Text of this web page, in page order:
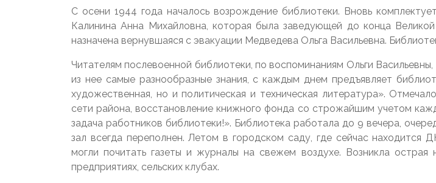
С осени 1944 года началось возрождение библиотеки. Вновь
Калинина Анна Михайловна, которая была заведующей до конца
назначена вернувшаяся с эвакуации Медведева Ольга Васильевна.
Читателям послевоенной библиотеки, по воспоминаниям Ольги
из нее самые разнообразные знания, с каждым днем предъявляет
художественная, но и политическая и техническая литература».
сети района, восстановление книжного фонда со строжайшим учетом
задача работников библиотеки!». Библиотека работала до 9 вечера,
зал всегда переполнен. Летом в городском саду, где сейчас
могли почитать газеты и журналы на свежем воздухе. Возникла острая
предприятиях, сельских клубах.